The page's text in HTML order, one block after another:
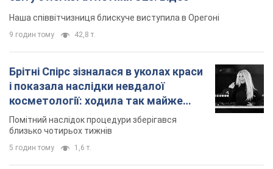
У Росії заарештували розробників
дрона, який у квітні презентували
Путіну: у чому річ
Їх підозрюють у шахрайстві
6 годин тому 36,7 т.